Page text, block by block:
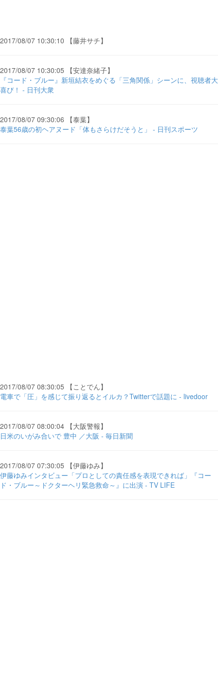
2017/08/07 10:30:10 【藤井サチ】
2017/08/07 10:30:05 【安達奈緒子】
『コード・ブルー』新垣結衣をめぐる「三角関係」シーンに、視聴者大
喜び！ - 日刊大衆
2017/08/07 09:30:06 【泰葉】
泰葉56歳の初ヘアヌード「体もさらけだそうと」 - 日刊スポーツ
2017/08/07 08:30:05 【ことでん】
電車で「圧」を感じて振り返るとイルカ？Twitterで話題に - livedoor
2017/08/07 08:00:04 【大阪警報】
日米のいがみ合いで 豊中 ／大阪 - 毎日新聞
2017/08/07 07:30:05 【伊藤ゆみ】
伊藤ゆみインタビュー「プロとしての責任感を表現できれば」『コー
ド・ブルー～ドクターヘリ緊急救命～』に出演 - TV LIFE